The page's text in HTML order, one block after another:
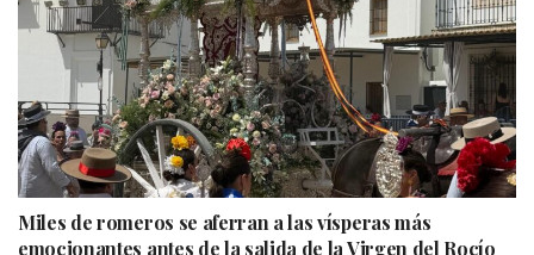
Miles de romeros se aferran a las vísperas más
emocionantes antes de la salida de la Virgen del Rocío